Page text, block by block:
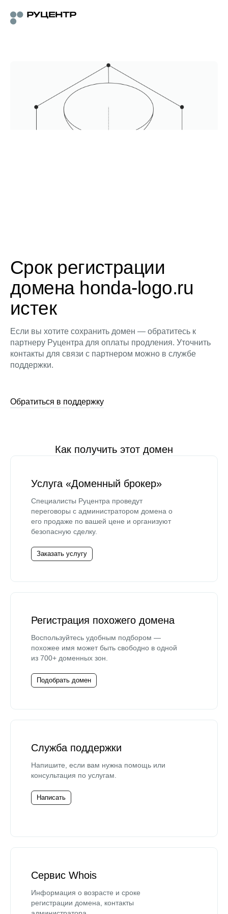
Срок регистрации
домена honda-logo.ru
истек
Если вы хотите сохранить домен — обратитесь к
партнеру Руцентра для оплаты продления. Уточнить
контакты для связи с партнером можно в службе
поддержки.
Обратиться в поддержку
Как получить этот домен
Услуга «Доменный брокер»
Специалисты Руцентра проведут
переговоры с администратором домена о
его продаже по вашей цене и организуют
безопасную сделку.
Заказать услугу
Регистрация похожего домена
Воспользуйтесь удобным подбором —
похожее имя может быть свободно в одной
из 700+ доменных зон.
Подобрать домен
Служба поддержки
Напишите, если вам нужна помощь или
консультация по услугам.
Написать
Сервис Whois
Информация о возрасте и сроке
регистрации домена, контакты